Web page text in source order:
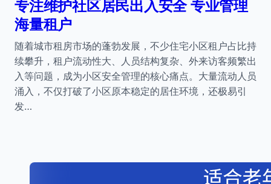
专注维护社区居民出入安全 专业管理
海量租户
随着城市租房市场的蓬勃发展，不少住宅小区租户占比持
续攀升，租户流动性大、人员结构复杂、外来访客频繁出
入等问题，成为小区安全管理的核心痛点。大量流动人员
涌入，不仅打破了小区原本稳定的居住环境，还极易引
发…